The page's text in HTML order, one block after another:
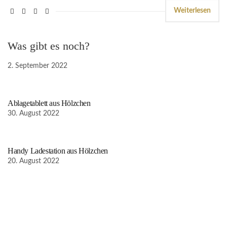
Weiterlesen
Was gibt es noch?
2. September 2022
Ablagetablett aus Hölzchen
30. August 2022
Handy Ladestation aus Hölzchen
20. August 2022